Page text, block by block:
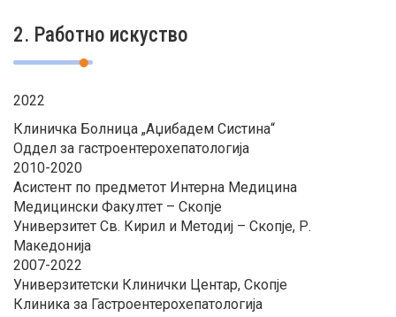
2. Работно искуство
2022
Клиничка Болница „Аџибадем Систина“
Оддел за гастроентерохепатологија
2010-2020
Асистент по предметот Интерна Медицина
Медицински Факултет – Скопје
Универзитет Св. Кирил и Методиј – Скопје, Р.
Македонија
2007-2022
Универзитетски Клинички Центар, Скопје
Клиника за Гастроентерохепатологија